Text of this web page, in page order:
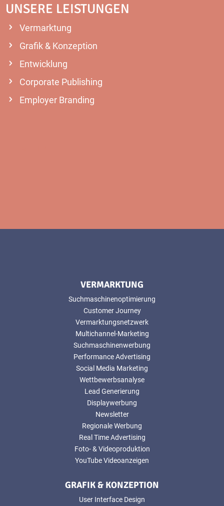
UNSERE LEISTUNGEN
Vermarktung
Grafik & Konzeption
Entwicklung
Corporate Publishing
Employer Branding
VERMARKTUNG
Suchmaschinenoptimierung
Customer Journey
Vermarktungsnetzwerk
Multichannel-Marketing
Suchmaschinenwerbung
Performance Advertising
Social Media Marketing
Wettbewerbsanalyse
Lead Generierung
Displaywerbung
Newsletter
Regionale Werbung
Real Time Advertising
Foto- & Videoproduktion
YouTube Videoanzeigen
GRAFIK & KONZEPTION
User Interface Design